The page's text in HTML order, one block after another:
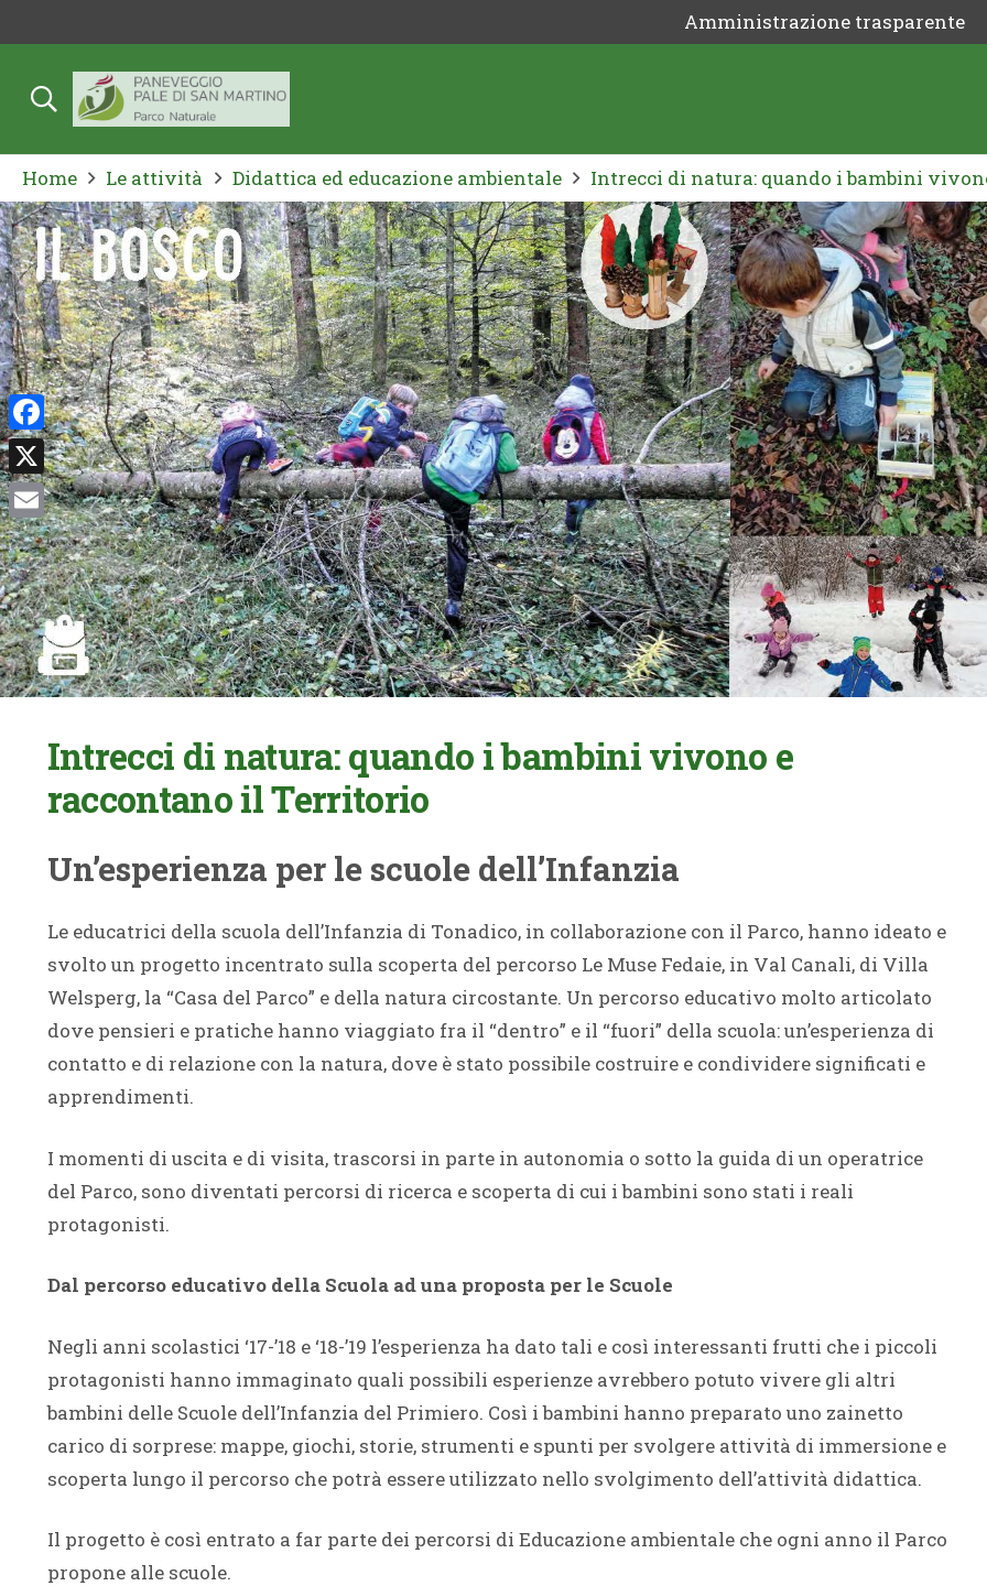
Amministrazione trasparente
Home Le attività Didattica ed educazione ambientale Intrecci di natura: quando i bambini
Intrecci di natura: quando i bambini vivono e
raccontano il Territorio
Un’esperienza per le scuole dell’Infanzia
Le educatrici della scuola dell’Infanzia di Tonadico, in collaborazione con il Parco, hanno ideato e
svolto un progetto incentrato sulla scoperta del percorso Le Muse Fedaie, in Val Canali, di Villa
Welsperg, la “Casa del Parco” e della natura circostante. Un percorso educativo molto articolato
dove pensieri e pratiche hanno viaggiato fra il “dentro” e il “fuori” della scuola: un’esperienza di
contatto e di relazione con la natura, dove è stato possibile costruire e condividere significati e
apprendimenti.
I momenti di uscita e di visita, trascorsi in parte in autonomia o sotto la guida di un operatrice
del Parco, sono diventati percorsi di ricerca e scoperta di cui i bambini sono stati i reali
protagonisti.
Dal percorso educativo della Scuola ad una proposta per le Scuole
Negli anni scolastici ‘17-’18 e ‘18-’19 l’esperienza ha dato tali e così interessanti frutti che i piccoli
protagonisti hanno immaginato quali possibili esperienze avrebbero potuto vivere gli altri
bambini delle Scuole dell’Infanzia del Primiero. Così i bambini hanno preparato uno zainetto
carico di sorprese: mappe, giochi, storie, strumenti e spunti per svolgere attività di immersione e
scoperta lungo il percorso che potrà essere utilizzato nello svolgimento dell’attività didattica.
Il progetto è così entrato a far parte dei percorsi di Educazione ambientale che ogni anno il Parco
propone alle scuole.
Facebook
X
Email